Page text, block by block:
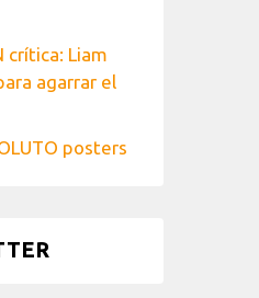
crítica: Liam
agarrar el
posters